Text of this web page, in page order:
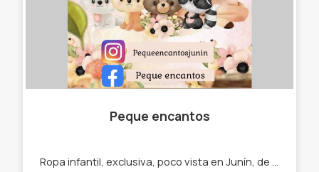
Peque encantos